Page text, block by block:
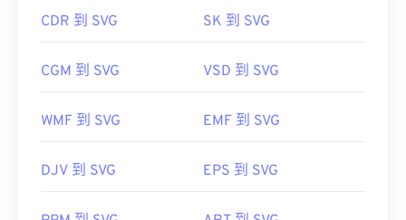
MicrosoftEdge）
中轻松打开。此外，由于 SVG 是
与 XML 相关的文本。
保先安装 Adob​​e Creative Suite 的 SVG Kit
可。借助一些在线工具，您可以转换 SVG 文件。要
CDR 到 SVG SK 到 SVG
CGM 到 SVG VSD 到 SVG
WMF 到 SVG EMF 到 SVG
DJV 到 SVG EPS 到 SVG